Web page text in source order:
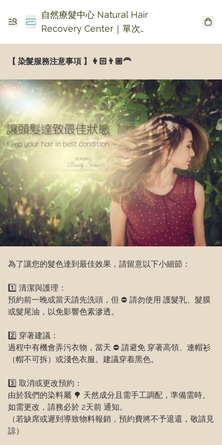
自然療髮中心 Natural Hair
Recovery Center｜單次收
費生髮・頭皮頭瘡護理
【 染髮服務注意事項 】👩🏻👨🏼‍🦰
為了讓您的髮色達到最佳效果，請留意以下小細節：
1️⃣ 清潔與護理：
預約前一晚或當天請先洗頭，但 ⛔ 請勿使用 護髮乳、髮膜
或髮尾油，以免影響色素滲透。
2️⃣ 穿著建議：
過程中有機會弄污衣物，當天 ⛔ 請避免 穿著高領、連帽衫
（帽不可拆）或淺色衣服。建議穿着黑色。
3️⃣ 取消或更改預約：
由於我們的染料屬 🌳 天然成分且需手工調配，準備需時。
如需更改，請務必於 2天前 通知。
（若缺席或遲到導致物料報銷，預約費將不予退還，敬請見
諒）